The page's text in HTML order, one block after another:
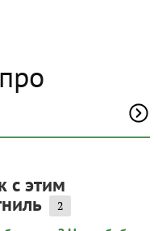
с этим
2